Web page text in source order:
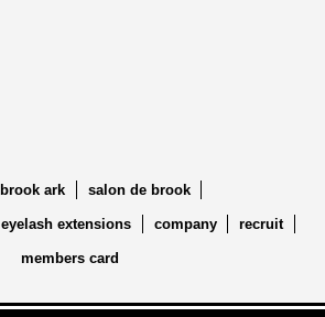
brook ark salon de brook
eyelash extensions company recruit
members card